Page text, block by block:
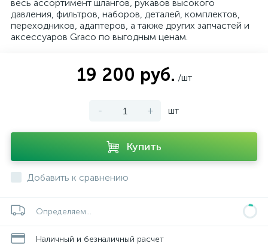
весь ассортимент шлангов, рукавов высокого
давления, фильтров, наборов, деталей, комплектов,
переходников, адаптеров, а также других запчастей и
аксессуаров Graco по выгодным ценам.
19 200 руб. /шт
- + шт
Купить
Добавить к сравнению
Определяем...
Наличный и безналичный расчет